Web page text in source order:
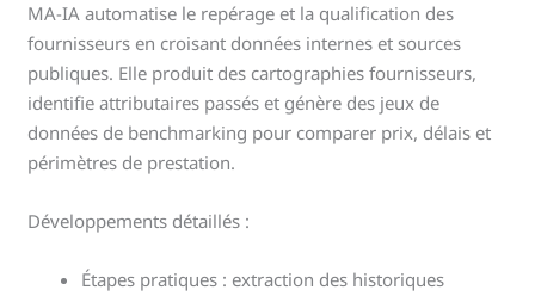
MA-IA automatise le repérage et la qualification des
fournisseurs en croisant données internes et sources
publiques. Elle produit des cartographies fournisseurs,
identifie attributaires passés et génère des jeux de
données de benchmarking pour comparer prix, délais et
périmètres de prestation.
Développements détaillés :
Étapes pratiques : extraction des historiques